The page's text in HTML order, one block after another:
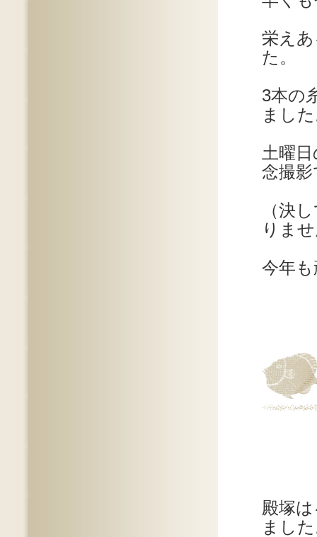
栄え
た。
3本の
まし
土曜
念撮
（決
りま
今年
殿塚
まし